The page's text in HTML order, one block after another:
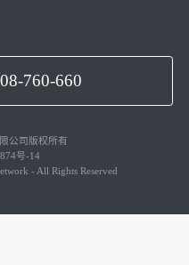
760-660
公司版权所有
号-14
- All Rights Reserved